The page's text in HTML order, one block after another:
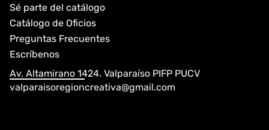
Sé parte del catálogo
Catálogo de Oficios
Preguntas Frecuentes
Escríbenos
Av. Altamirano 1424. Valparaíso PIFP PUCV
valparaisoregioncreativa@gmail.com